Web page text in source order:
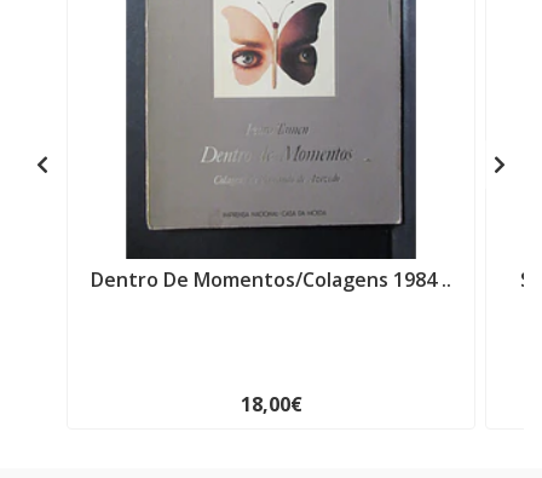
Dentro De Momentos/Colagens 1984 ..
18,00€